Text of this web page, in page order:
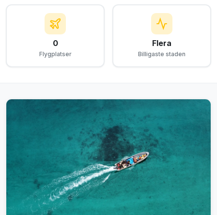
0
Flygplatser
Flera
Billigaste staden